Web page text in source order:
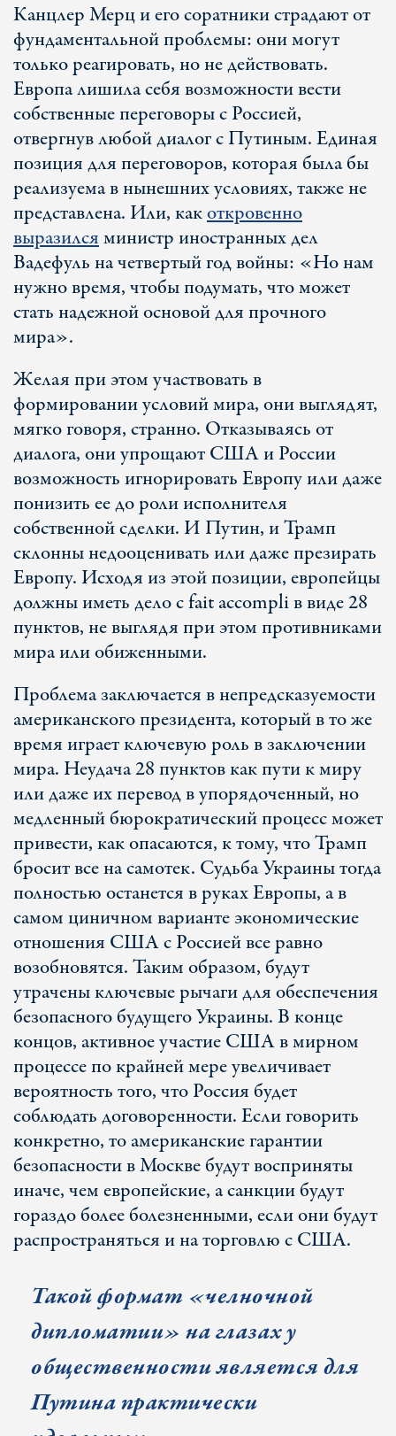
Канцлер Мерц и его соратники страдают от
фундаментальной проблемы: они могут
только реагировать, но не действовать.
Европа лишила себя возможности вести
собственные переговоры с Россией,
отвергнув любой диалог с Путиным. Единая
позиция для переговоров, которая была бы
реализуема в нынешних условиях, также не
представлена. Или, какоткровенно
выразилсяминистр иностранных дел
Вадефуль на четвертый год войны: «Но нам
нужно время, чтобы подумать, что может
стать надежной основой для прочного
мира».
Желая при этом участвовать в
формировании условий мира, они выглядят,
мягко говоря, странно. Отказываясь от
диалога, они упрощают США и России
возможность игнорировать Европу или даже
понизить ее до роли исполнителя
собственной сделки. И Путин, и Трамп
склонны недооценивать или даже презирать
Европу. Исходя из этой позиции, европейцы
должны иметь дело с fait accompli в виде 28
пунктов, не выглядя при этом противниками
мира или обиженными.
Проблема заключается в непредсказуемости
американского президента, который в то же
время играет ключевую роль в заключении
мира. Неудача 28 пунктов как пути к миру
или даже их перевод в упорядоченный, но
медленный бюрократический процесс может
привести, как опасаются, к тому, что Трамп
бросит все на самотек. Судьба Украины тогда
полностью останется в руках Европы, а в
самом циничном варианте экономические
отношения США с Россией все равно
возобновятся. Таким образом, будут
утрачены ключевые рычаги для обеспечения
безопасного будущего Украины. В конце
концов, активное участие США в мирном
процессе по крайней мере увеличивает
вероятность того, что Россия будет
соблюдать договоренности. Если говорить
конкретно, то американские гарантии
безопасности в Москве будут восприняты
иначе, чем европейские, а санкции будут
гораздо более болезненными, если они будут
распространяться и на торговлю с США.
Такой формат «челночной
дипломатии» на глазах у
общественности является для
Путина практически